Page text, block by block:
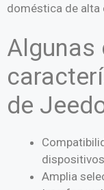
doméstica de alta
Algunas
de
Amplia